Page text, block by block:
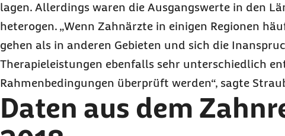
lagen. Allerdings waren die Ausgangswerte in den
heterogen. „Wenn Zahnärzte in einigen Regionen
gehen als in anderen Gebieten und sich die
Therapieleistungen ebenfalls sehr unterschiedlich
Rahmenbedingungen überprüft werden“, sagte
Daten aus dem